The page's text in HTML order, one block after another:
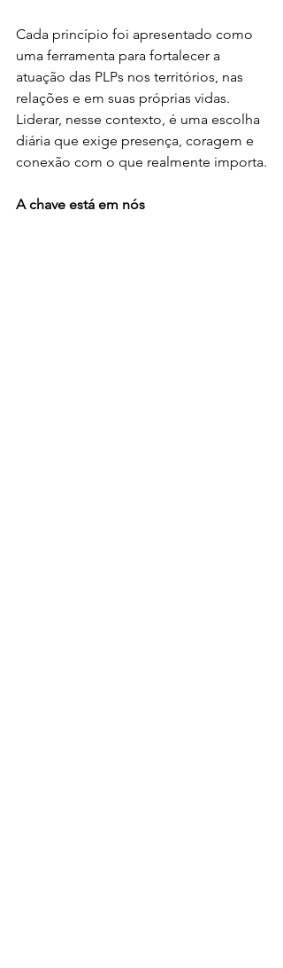
Cada princípio foi apresentado como
uma ferramenta para fortalecer a
atuação das PLPs nos territórios, nas
relações e em suas próprias vidas.
Liderar, nesse contexto, é uma escolha
diária que exige presença, coragem e
conexão com o que realmente importa.
A chave está em nós